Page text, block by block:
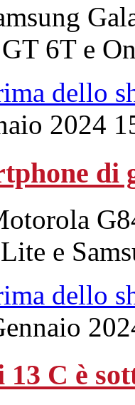
6T e
dello
2024
di
e
dello
C è